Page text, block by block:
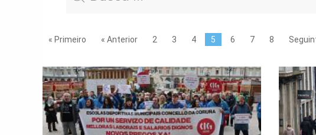
« Primeiro « Anterior 2 3 4 5 6 7 8